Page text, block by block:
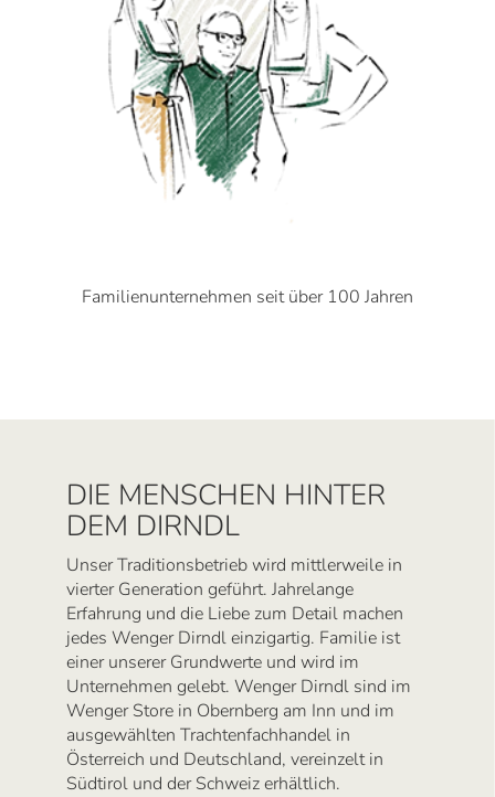
Familienunternehmen seit über 100 Jahren
DIE MENSCHEN HINTER
DEM DIRNDL
Unser Traditionsbetrieb wird mittlerweile in
vierter Generation geführt. Jahrelange
Erfahrung und die Liebe zum Detail machen
jedes Wenger Dirndl einzigartig. Familie ist
einer unserer Grundwerte und wird im
Unternehmen gelebt. Wenger Dirndl sind im
Wenger Store in Obernberg am Inn und im
ausgewählten Trachtenfachhandel in
Österreich und Deutschland, vereinzelt in
Südtirol und der Schweiz erhältlich.